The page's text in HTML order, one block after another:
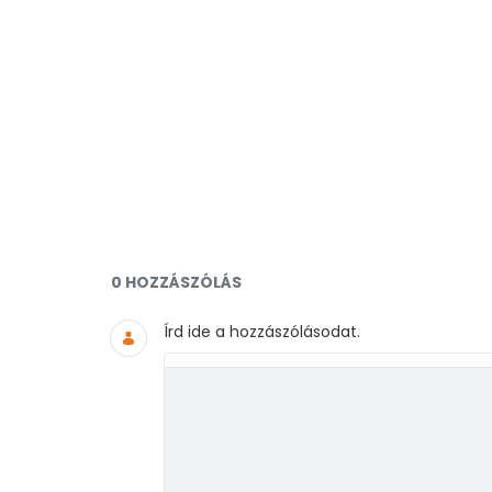
Dokumentumok és médiafájlok
0 HOZZÁSZÓLÁS
Írd ide a hozzászólásodat.